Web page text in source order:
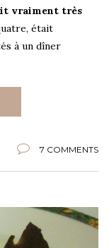
vraiment très
était
à un dîner
7 COMMENTS